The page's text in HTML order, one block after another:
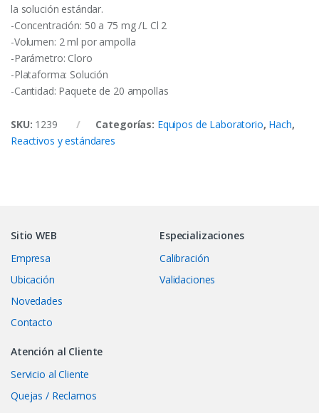
la solución estándar.
-Concentración: 50 a 75 mg /L Cl 2
-Volumen: 2 ml por ampolla
-Parámetro: Cloro
-Plataforma: Solución
-Cantidad: Paquete de 20 ampollas
SKU: 1239 Categorías: Equipos de Laboratorio, Hach,
Reactivos y estándares
Sitio WEB
Empresa
Ubicación
Novedades
Contacto
Especializaciones
Calibración
Validaciones
Atención al Cliente
Servicio al Cliente
Quejas / Reclamos